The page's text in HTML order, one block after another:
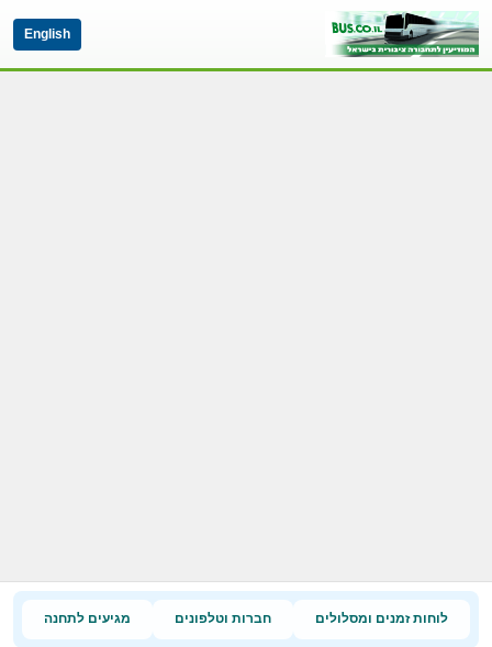
English
לוחות זמנים ומסלולים חברות וטלפונים מגיעים לתחנה